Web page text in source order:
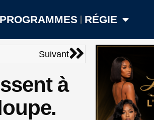
PROGRAMMES RÉGIE
SuivantSuivant
à